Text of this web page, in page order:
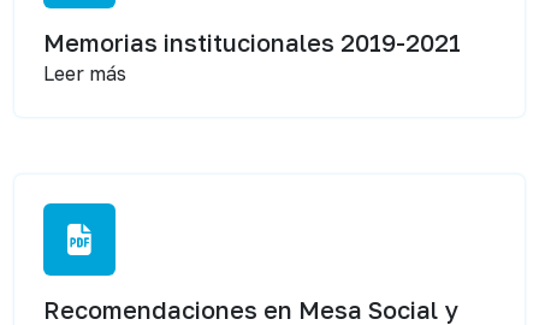
Memorias institucionales 2019-2021
Leer más
Recomendaciones en Mesa Social y